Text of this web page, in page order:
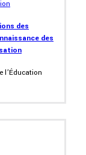
des
des
l’Éducation